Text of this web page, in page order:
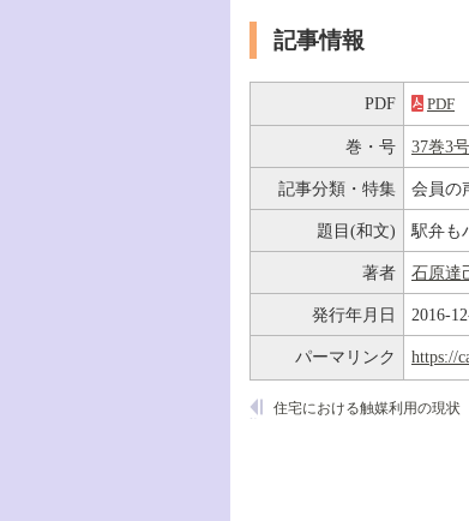
記事情報
PDF PDF
巻・号 37巻3号
記事分類・特集 会員の
題目(和文) 駅弁も
著者 石原達
発行年月日 2016-
パーマリンク https://
住宅における触媒利用の現状